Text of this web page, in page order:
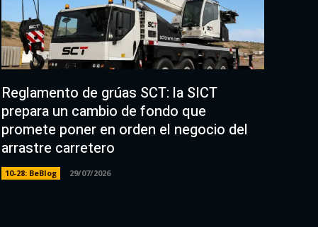
Reglamento de grúas SCT: la SICT
prepara un cambio de fondo que
promete poner en orden el negocio del
arrastre carretero
10-28: BeBlog 29/07/2026